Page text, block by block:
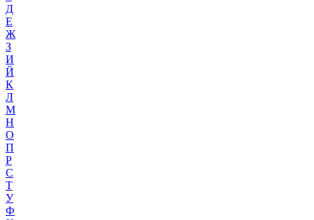
Д
Е
Ж
З
И
Й
К
Л
М
Н
О
П
Р
С
Т
У
Ф